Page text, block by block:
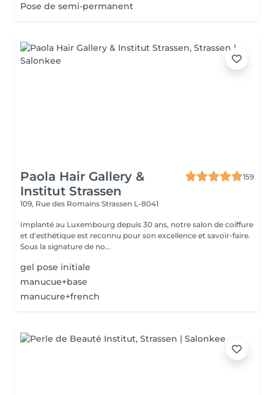
Pose de semi-permanent
Paola Hair Gallery &
Institut Strassen
159
109, Rue des Romains Strassen L-8041
Implanté au Luxembourg depuis 30 ans, notre salon de coiffure
et d'esthétique est reconnu pour son excellence et savoir-faire.
Sous la signature de no...
gel pose initiale
manucue+base
manucure+french